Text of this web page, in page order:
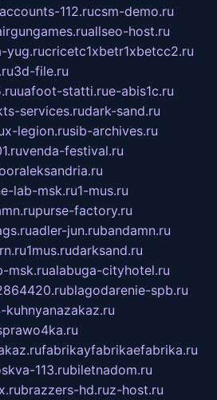
accounts-112.rucsm-demo.ru
allseo-host.ru
yug.rucricetc1xbetr1xbetcc2.ru
3d-file.ru
uafoot-statti.rue-abis1c.ru
services.rudark-sand.ru
x-legion.rusib-archives.ru
venda-festival.ru
lab-msk.ru1-mus.ru
purse-factory.ru
adler-jun.rubandamn.ru
1mus.rudarksand.ru
msk.rualabuga-cityhotel.ru
blagodarenie-spb.ru
fabrikayfabrikaefabrika.ru
113.rubiletnadom.ru
brazzers-hd.ruz-host.ru